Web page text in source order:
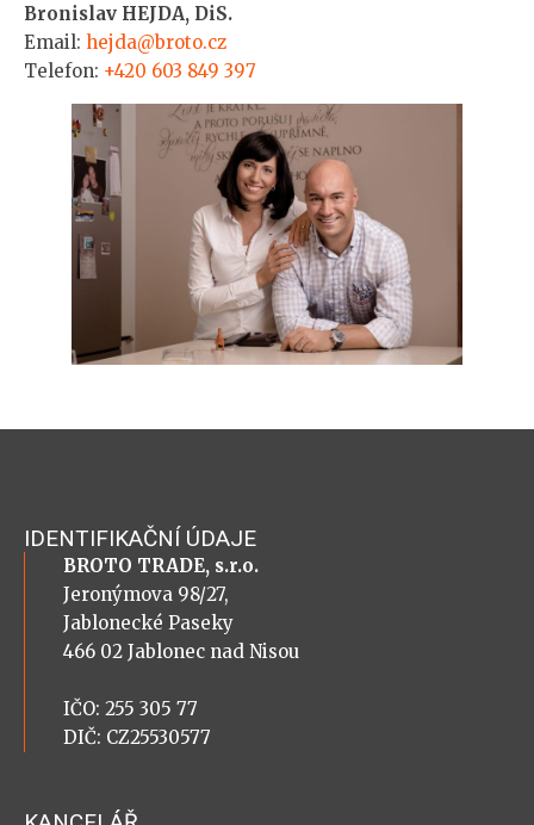
Bronislav HEJDA, DiS.
Email: hejda@broto.cz
Telefon: +420 603 849 397
IDENTIFIKAČNÍ ÚDAJE
BROTO TRADE, s.r.o.
Jeronýmova 98/27,
Jablonecké Paseky
466 02 Jablonec nad Nisou
IČO: 255 305 77
DIČ: CZ25530577